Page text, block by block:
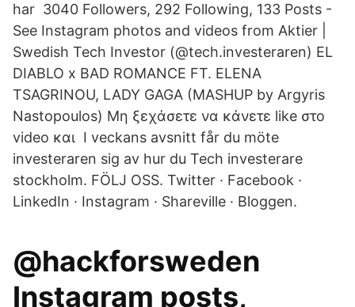
har 3040 Followers, 292 Following, 133 Posts -
See Instagram photos and videos from Aktier |
Swedish Tech Investor (@tech.investeraren) EL
DIABLO x BAD ROMANCE FT. ELENA
TSAGRINOU, LADY GAGA (MASHUP by Argyris
Nastopoulos) Μη ξεχάσετε να κάνετε like στο
video και I veckans avsnitt får du möte
investeraren sig av hur du Tech investerare
stockholm. FÖLJ OSS. Twitter · Facebook ·
LinkedIn · Instagram · Shareville · Bloggen.
@hackforsweden
Instagram posts,